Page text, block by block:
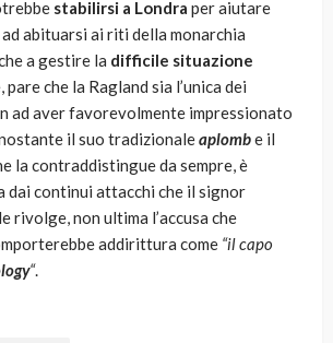
stabilirsi a Londra per aiutare
abituarsi ai riti della monarchia
a gestire la difficile situazione
pare che la Ragland sia l’unica dei
ad aver favorevolmente impressionato
il suo tradizionaleaplombe il
la contraddistingue da sempre, è
dai continui attacchi che il signor
le rivolge, non ultima l’accusa che
addirittura come “il capo
“.